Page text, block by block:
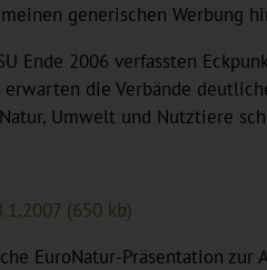
generischen Werbung
Ende 2006 verfassten
die Verbände
Umwelt und Nutztiere
(650 kb)
EuroNatur-Präsentation zur